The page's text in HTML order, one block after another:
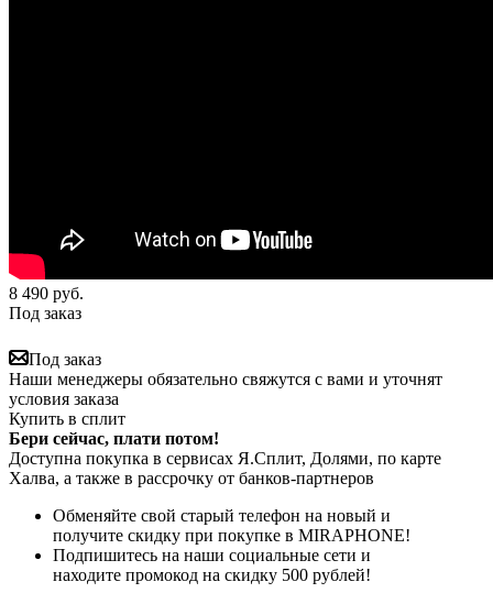
8 490 руб.
Под заказ
Под заказ
Наши менеджеры обязательно свяжутся с вами и уточнят
условия заказа
Купить в сплит
Бери сейчас, плати потом!
Доступна покупка в сервисах Я.Сплит, Долями, по карте
Халва, а также в рассрочку от банков-партнеров
Обменяйте свой старый телефон на новый и
получите скидку при покупке в MIRAPHONE!
Подпишитесь на наши социальные сети и
находите промокод на скидку 500 рублей!